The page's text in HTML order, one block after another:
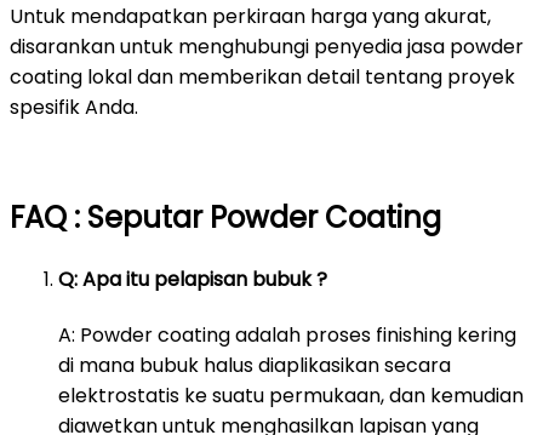
Untuk mendapatkan perkiraan harga yang akurat,
disarankan untuk menghubungi penyedia jasa powder
coating lokal dan memberikan detail tentang proyek
spesifik Anda.
FAQ : Seputar Powder Coating
Q: Apa itu pelapisan bubuk ?
A: Powder coating adalah proses finishing kering
di mana bubuk halus diaplikasikan secara
elektrostatis ke suatu permukaan, dan kemudian
diawetkan untuk menghasilkan lapisan yang